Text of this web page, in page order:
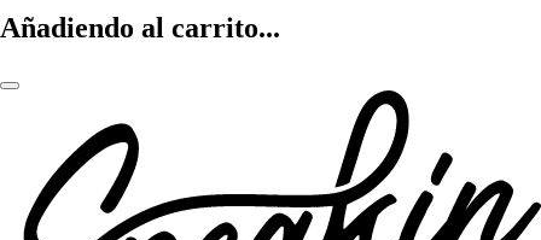
Añadiendo al carrito...